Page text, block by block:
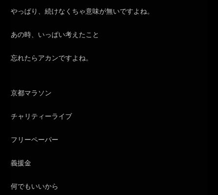
やっぱり、続けなくちゃ意味が無いですよね。
あの時、いっぱい考えたこと
忘れたらアカンですよね。
京都マラソン
チャリティーライブ
フリーペーパー
義援金
何でもいいから